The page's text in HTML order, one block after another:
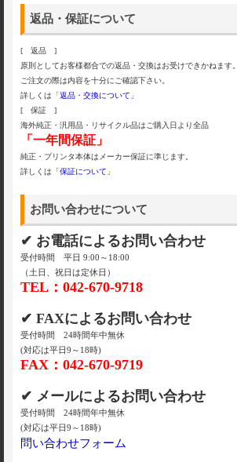
返品・保証について
[ 返品 ]
原則としてお客様都合での返品・交換はお受けできかねます。
ご注文の際は内容を十分にご確認下さい。
詳しくは「返品・交換について 」
[ 保証 ]
海外純正・汎用品・リサイクル品はご購入日より全品
「一年間保証」
純正・プリンタ本体はメーカー保証に準じます。
詳しくは「保証について 」
お問い合わせについて
✔ お電話によるお問い合わせ
受付時間 平日 9:00～18:00
（土日、祝日は定休日）
TEL：042-670-9718
✔ FAXによるお問い合わせ
受付時間 24時間年中無休
(対応は平日9～18時)
FAX：042-670-9719
✔ メールによるお問い合わせ
受付時間 24時間年中無休
(対応は平日9～18時)
問い合わせフォーム